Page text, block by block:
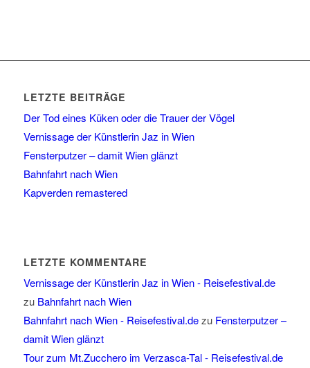
LETZTE BEITRÄGE
Der Tod eines Küken oder die Trauer der Vögel
Vernissage der Künstlerin Jaz in Wien
Fensterputzer – damit Wien glänzt
Bahnfahrt nach Wien
Kapverden remastered
LETZTE KOMMENTARE
Vernissage der Künstlerin Jaz in Wien - Reisefestival.de
zu Bahnfahrt nach Wien
Bahnfahrt nach Wien - Reisefestival.dezu Fensterputzer –
damit Wien glänzt
Tour zum Mt.Zucchero im Verzasca-Tal - Reisefestival.de